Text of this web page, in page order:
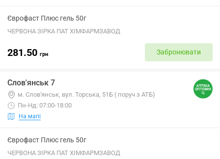
Єврофаст Плюс гель 50г
ЧЕРВОНА ЗІРКА ПАТ ХІМФАРМЗАВОД
281.50 грн Забронювати
Слов'янськ 7
м. Слов'янськ, вул. Торська, 51Б ( поруч з АТБ)
Пн-Нд: 07:00-18:00
На мапі
Єврофаст Плюс гель 50г
ЧЕРВОНА ЗІРКА ПАТ ХІМФАРМЗАВОД